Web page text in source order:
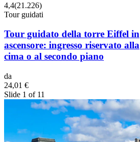
4,4(21.226)
Tour guidati
Tour guidato della torre Eiffel in
ascensore: ingresso riservato alla
cima o al secondo piano
da
24,01 €
Slide 1 of 11